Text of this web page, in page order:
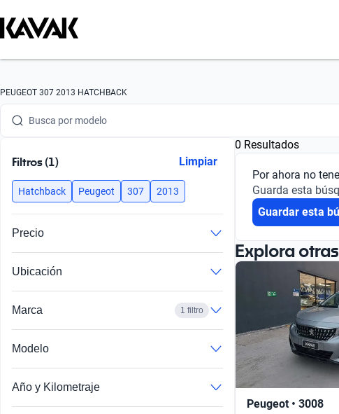
PEUGEOT 307 2013 HATCHBACK
Busca por marca
Busca por modelo
Busca por año
Busca por marca
Busca por versión
Busca por año
Filtros (1) Limpiar
Hatchback Peugeot 307 2013
Precio
Ubicación
Marca 1 filtro
Modelo
Año y Kilometraje
0 Resultados
Por ahora no
Guarda esta
Guardar esta
Explora
Peugeot • 3008